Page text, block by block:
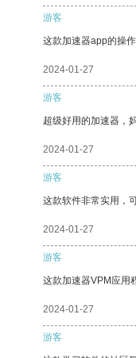
游客
这款加速器app的操
2024-01-27
游客
超级好用的加速器，
2024-01-27
游客
这款软件非常实用，
2024-01-27
游客
这款加速器VPM应用
2024-01-27
游客